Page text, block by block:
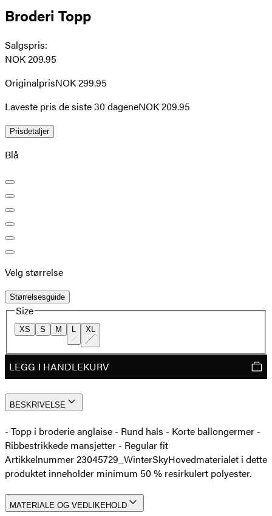
Broderi Topp
Salgspris:
NOK 209.95
OriginalprisNOK 299.95
Laveste pris de siste 30 dageneNOK 209.95
Prisdetaljer
Blå
Velg størrelse
Størrelsesguide
Size
XS S M L XL
LEGG I HANDLEKURV
BESKRIVELSE
- Topp i broderie anglaise - Rund hals - Korte ballongermer -
Ribbestrikkede mansjetter - Regular fit
Artikkelnummer 23045729_WinterSkyHovedmaterialet i dette
produktet inneholder minimum 50 % resirkulert polyester.
MATERIALE OG VEDLIKEHOLD